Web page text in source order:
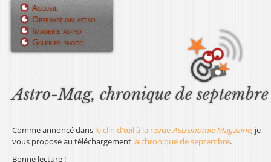
Jump to navigation
Astro-Mag, chronique de septembre
Comme annoncé dans le clin d'œil à la revue Astronomie Magazine, je
vous propose au téléchargement la chronique de septembre.
Bonne lecture !
M
r
i
Accueil
Observation astro
Imagerie astro
Galeries photo